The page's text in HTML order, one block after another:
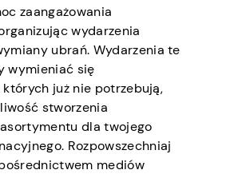
zaangażowania
wydarzenia
ubrań. Wydarzenia te
wymieniać się
już nie potrzebują,
stworzenia
dla twojego
Rozpowszechniaj
mediów